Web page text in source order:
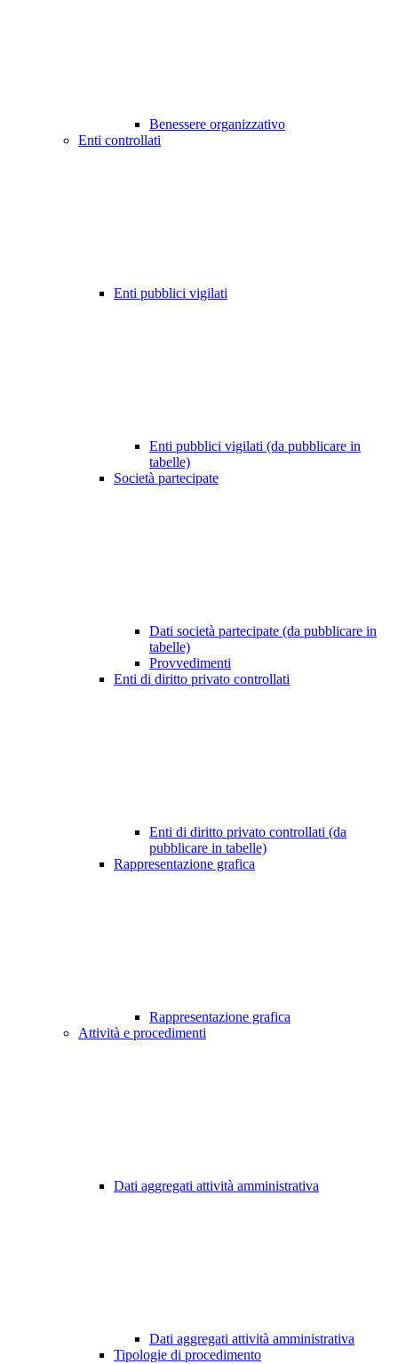
Benessere organizzativo
Enti controllati
Enti pubblici vigilati
Enti pubblici vigilati (da pubblicare in
tabelle)
Società partecipate
Dati società partecipate (da pubblicare in
tabelle)
Provvedimenti
Enti di diritto privato controllati
Enti di diritto privato controllati (da
pubblicare in tabelle)
Rappresentazione grafica
Rappresentazione grafica
Attività e procedimenti
Dati aggregati attività amministrativa
Dati aggregati attività amministrativa
Tipologie di procedimento